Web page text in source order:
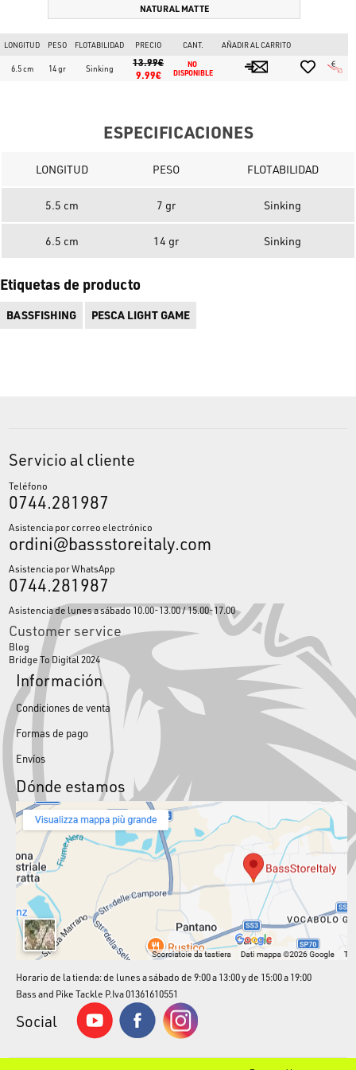
NATURAL MATTE
LONGITUD PESO FLOTABILIDAD PRECIO CANT. AÑADIR AL CARRITO
6.5 cm 14 gr Sinking
13.99€
9.99€
NO
DISPONIBLE
ESPECIFICACIONES
LONGITUD PESO FLOTABILIDAD
5.5 cm 7 gr Sinking
6.5 cm 14 gr Sinking
Etiquetas de producto
BASSFISHING PESCA LIGHT GAME
Servicio al cliente
Teléfono
0744.281987
Asistencia por correo electrónico
ordini@bassstoreitaly.com
Asistencia por WhatsApp
0744.281987
Asistencia de lunes a sábado 10.00-13.00 / 15.00-17.00
Customer service
Blog
Bridge To Digital 2024
Información
Condiciones de venta
Formas de pago
Envíos
Dónde estamos
Horario de la tienda: de lunes a sábado de 9:00 a 13:00 y de 15:00 a 19:00
Bass and Pike Tackle P.Iva 01361610551
Social